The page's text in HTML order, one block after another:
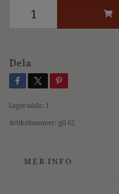
Dela
Lagersaldo: 1
Artikelnummer: gl162
MER INFO